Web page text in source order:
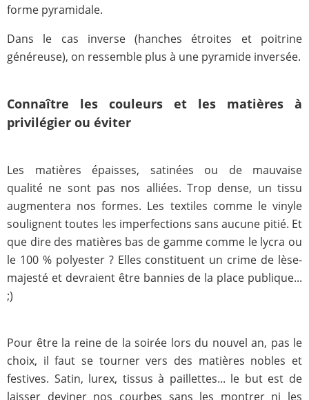
forme pyramidale.
Dans le cas inverse (hanches étroites et poitrine
généreuse), on ressemble plus à une pyramide inversée.
Connaître les couleurs et les matières à
privilégier ou éviter
Les matières épaisses, satinées ou de mauvaise
qualité ne sont pas nos alliées. Trop dense, un tissu
augmentera nos formes. Les textiles comme le vinyle
soulignent toutes les imperfections sans aucune pitié. Et
que dire des matières bas de gamme comme le lycra ou
le 100 % polyester ? Elles constituent un crime de lèse-
majesté et devraient être bannies de la place publique...
;)
Pour être la reine de la soirée lors du nouvel an, pas le
choix, il faut se tourner vers des matières nobles et
festives. Satin, lurex, tissus à paillettes... le but est de
laisser deviner nos courbes sans les montrer ni les